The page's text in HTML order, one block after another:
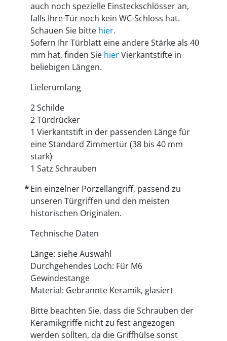
auch noch spezielle Einsteckschlösser an,
falls Ihre Tür noch kein WC-Schloss hat.
Schauen Sie bitte hier.
Sofern Ihr Türblatt eine andere Stärke als 40
mm hat, finden Sie hierVierkantstifte in
beliebigen Längen.
Lieferumfang
2 Schilde
2 Türdrücker
1 Vierkantstift in der passenden Länge für
eine Standard Zimmertür (38 bis 40 mm
stark)
1 Satz Schrauben
Ein einzelner Porzellangriff, passend zu
unseren Türgriffen und den meisten
historischen Originalen.
Technische Daten
Länge: siehe Auswahl
Durchgehendes Loch: Für M6
Gewindestange
Material: Gebrannte Keramik, glasiert
Bitte beachten Sie, dass die Schrauben der
Keramikgriffe nicht zu fest angezogen
werden sollten, da die Griffhülse sonst